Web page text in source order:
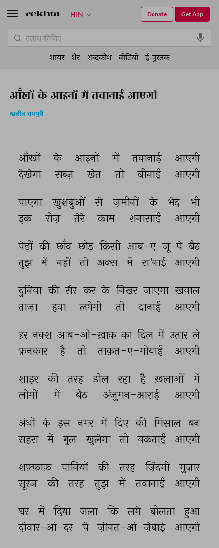
आँखों के आइनों में तवानाई आएगी
ख़लील रामपुरी
आँखों के आइनों में तवानाई
आएगी
देखेगा
सब्ज़ खेत तो बीनाई आएगी
पाएगा ख़ुशबुओं से ज़मीनों के भेद
भी
इक
रोज़ तेरे काम शनासाई आएगी
पेड़ों की छाँव छोड़ किसी आब-ए-जू पे बैठ
तुझ
में नहीं तो अक्स में रा'नाई आएगी
दुनिया की सैर कर के निखर जाएगा ख़याल
ताज़ा
हवा लगेगी तो दानाई आएगी
हर नक़्श आब-ओ-ख़ाक का दिल में उतार ले
फ़नकार
है तो ताक़त-ए-गोयाई आएगी
शाइर की तरह डोल रहा है ख़लाओं
में
लोगों
में बैठ अंजुमन-आराई आएगी
अंधों के इस नगर में दिए की मिसाल बन
सहरा
में गुल खुलेगा तो यकताई आएगी
शफ़्फ़ाफ़ पानियों की तरह ज़िंदगी
गुज़ार
सूरज
की तरह तुझ में तवानाई आएगी
घर में दिया जला कि लगे बोलता
हुआ
दीवार-ओ-दर
पे ज़ीनत-ओ-ज़ेबाई आएगी
HIN Get App
Donate
शायर शेर शब्दकोश वीडियो ई-पुस्तक